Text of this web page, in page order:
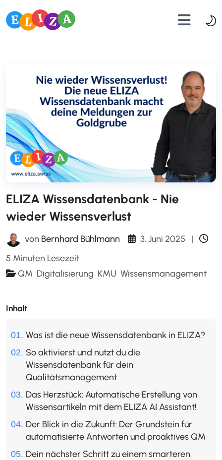
ELIZA Wissensdatenbank - Nie
wieder Wissensverlust
von Bernhard Bühlmann 3. Juni 2025
|
5 Minuten Lesezeit
QM Digitalisierung KMU Wissensmanagement
Inhalt
Was ist die neue Wissensdatenbank in ELIZA?
So aktivierst und nutzt du die
Wissensdatenbank für dein
Qualitätsmanagement
Das Herzstück: Automatische Erstellung von
Wissensartikeln mit dem ELIZA AI Assistant!
Der Blick in die Zukunft: Der Grundstein für
automatisierte Antworten und proaktives QM
Dein nächster Schritt zu einem smarteren